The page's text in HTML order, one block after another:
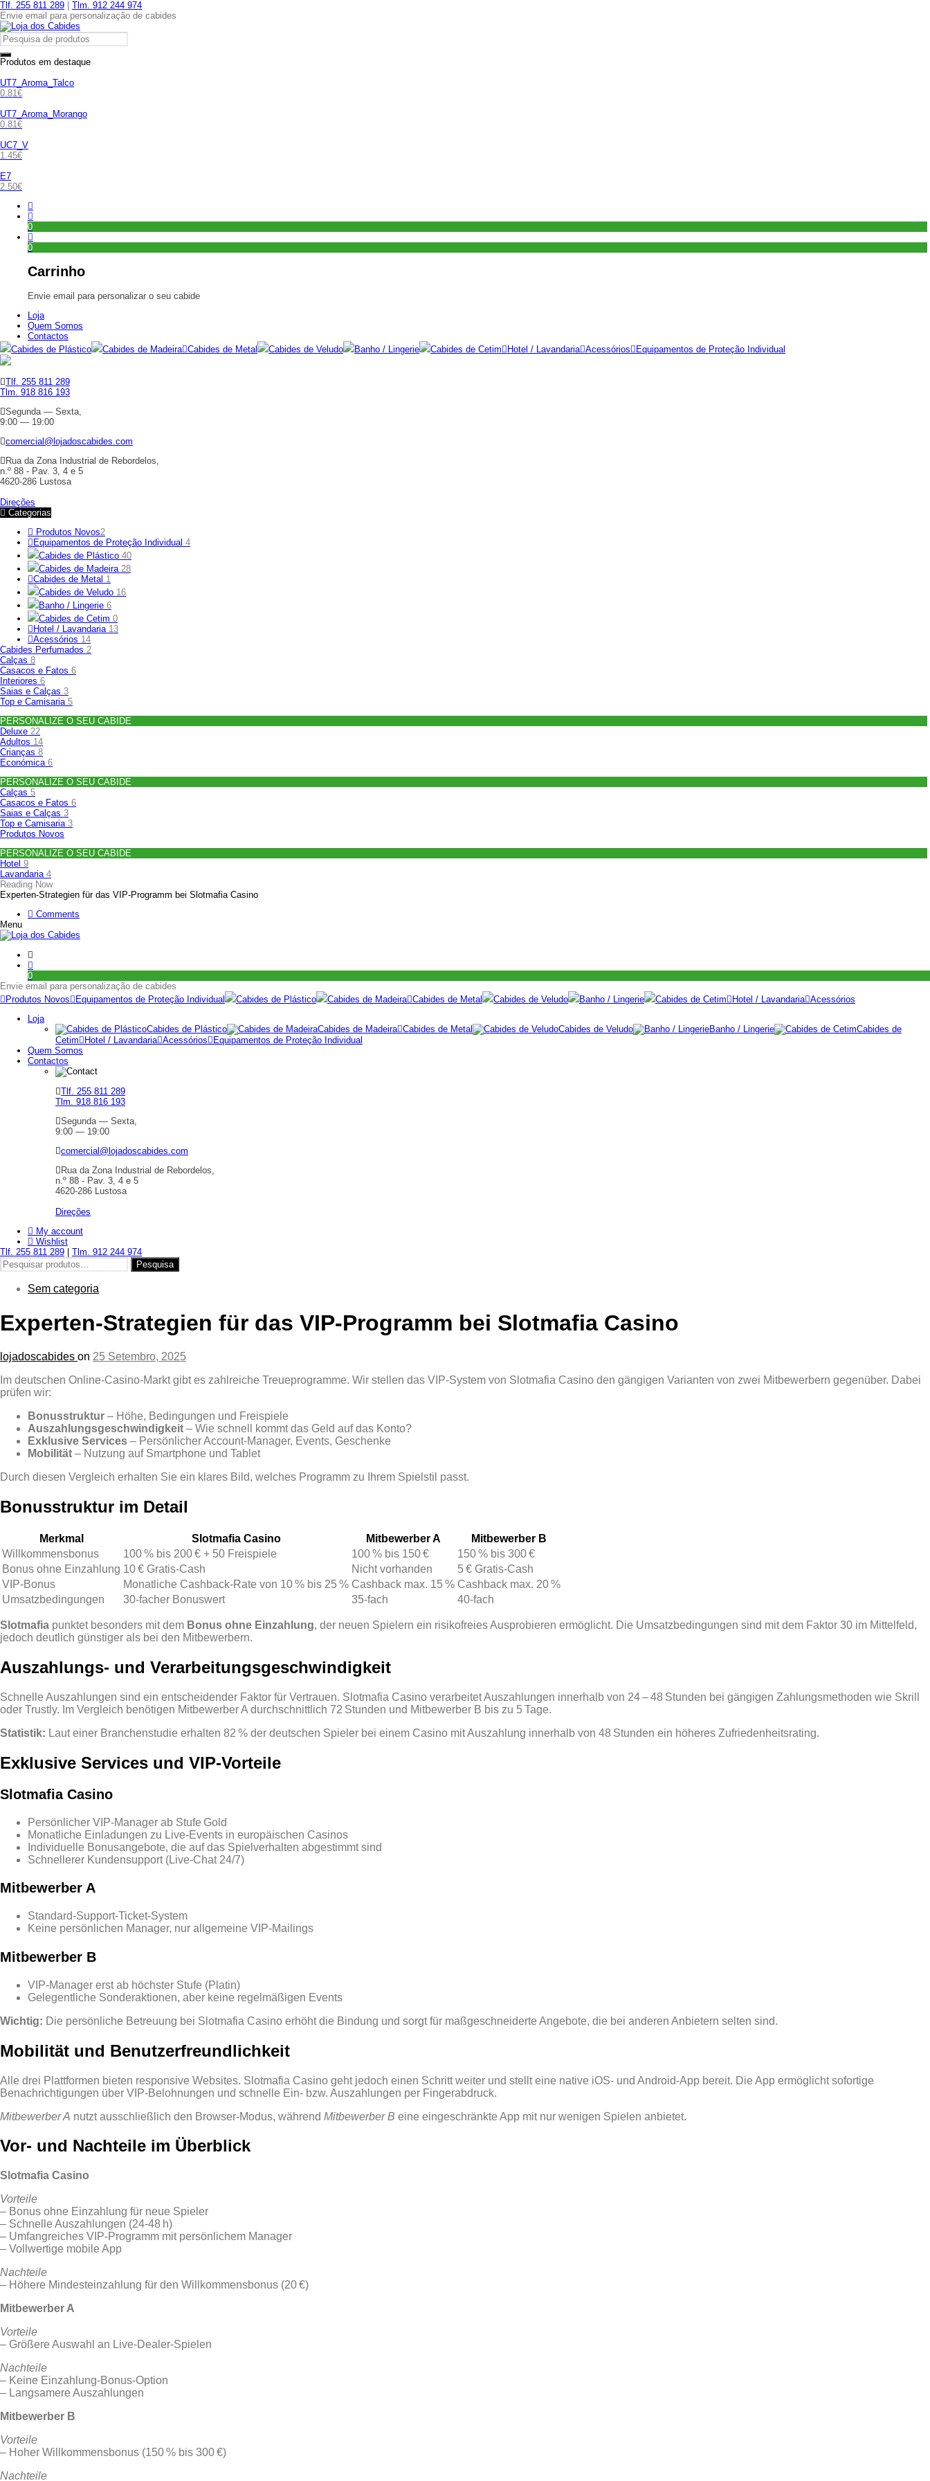
Tlf. 255 811 289
Tlm. 912 244 974
Envie email para personalização de cabides
Produtos em destaque
UT7_Aroma_Talco
0.81€
UT7_Aroma_Morango
0.81€
UC7_V
1.45€
E7
2.50€
0
0
Carrinho
Envie email para personalizar o seu cabide
Loja
Quem Somos
Contactos
Cabides de Plástico
Cabides de Madeira Cabides de Metal Cabides de Veludo Banho / Lingerie Cabides de Cetim Hotel / Lavandaria Acessórios Equipamentos de Proteção Individual
Tlf. 255 811 289
Tlm. 918 816 193
Segunda — Sexta,
9:00 — 19:00
comercial@lojadoscabides.com
Rua da Zona Industrial de Rebordelos,
n.º 88 - Pav. 3, 4 e 5
4620-286 Lustosa
Direções
Categorias
Produtos Novos2
Equipamentos de Proteção Individual 4
Cabides de Plástico 40
Cabides de Madeira 28
Cabides de Metal 1
Cabides de Veludo 16
Banho / Lingerie 6
Cabides de Cetim 0
Hotel / Lavandaria 13
Acessórios 14
Cabides Perfumados 2
Calças 8
Casacos e Fatos 6
Interiores 6
Saias e Calças 3
Top e Camisaria 5
PERSONALIZE O SEU CABIDE
Deluxe 22
Adultos 14
Crianças 8
Económica 6
PERSONALIZE O SEU CABIDE
Calças 5
Casacos e Fatos 6
Saias e Calças 3
Top e Camisaria 3
Produtos Novos
PERSONALIZE O SEU CABIDE
Hotel 9
Lavandaria 4
Reading Now
Experten‑Strategien für das VIP‑Programm bei Slotmafia Casino
Comments
Menu
0
Envie email para personalização de cabides
Produtos Novos
Equipamentos de Proteção Individual Cabides de Plástico Cabides de Madeira Cabides de Metal Cabides de Veludo Banho / Lingerie Cabides de Cetim Hotel / Lavandaria Acessórios
Loja
Cabides de Plástico
Cabides de Madeira Cabides de Metal Cabides de Veludo Banho / Lingerie
Cabides de
Cetim
Hotel / Lavandaria Acessórios
Equipamentos de Proteção Individual
Quem Somos
Contactos
Tlf. 255 811 289
Tlm. 918 816 193
Segunda — Sexta,
9:00 — 19:00
comercial@lojadoscabides.com
Rua da Zona Industrial de Rebordelos,
n.º 88 - Pav. 3, 4 e 5
4620-286 Lustosa
Direções
My account
Wishlist
Tlf. 255 811 289
Tlm. 912 244 974
Pesquisar
por:
Pesquisa
Sem categoria
Experten‑Strategien für das VIP‑Programm bei Slotmafia Casino
lojadoscabides on 25 Setembro, 2025
Im deutschen Online‑Casino‑Markt gibt es zahlreiche Treueprogramme. Wir stellen das VIP‑System von Slotmafia Casino den gängigen Varianten von zwei Mitbewerbern gegenüber. Dabei
prüfen wir:
Bonusstruktur – Höhe, Bedingungen und Freispiele
Auszahlungs­geschwindigkeit – Wie schnell kommt das Geld auf das Konto?
Exklusive Services – Persönlicher Account‑Manager, Events, Geschenke
Mobilität – Nutzung auf Smartphone und Tablet
Durch diesen Vergleich erhalten Sie ein klares Bild, welches Programm zu Ihrem Spielstil passt.
Bonusstruktur im Detail
Merkmal Slotmafia Casino Mitbewerber A
Mitbewerber B
Willkommensbonus
100 % bis 200 € + 50 Freispiele 100 % bis 150 €
150 % bis 300 €
Bonus ohne Einzahlung 10 € Gratis‑Cash Nicht vorhanden
5 € Gratis‑Cash
VIP‑Bonus
Monatliche Cashback‑Rate von 10 % bis 25 % Cashback max. 15 % Cashback max. 20 %
Umsatzbedingungen
30‑facher Bonuswert 35‑fach 40‑fach
Slotmafia punktet besonders mit dem Bonus ohne Einzahlung, der neuen Spielern ein risikofreies Ausprobieren ermöglicht. Die Umsatzbedingungen sind mit dem Faktor 30 im Mittelfeld,
jedoch deutlich günstiger als bei den Mitbewerbern.
Auszahlungs‑ und Verarbeitungsgeschwindigkeit
Schnelle Auszahlungen sind ein entscheidender Faktor für Vertrauen. Slotmafia Casino verarbeitet Auszahlungen innerhalb von 24 – 48 Stunden bei gängigen Zahlungsmethoden wie Skrill
oder Trustly. Im Vergleich benötigen Mitbewerber A durchschnittlich 72 Stunden und Mitbewerber B bis zu 5 Tage.
Statistik: Laut einer Branchenstudie erhalten 82 % der deutschen Spieler bei einem Casino mit Auszahlung innerhalb von 48 Stunden ein höheres Zufriedenheitsrating.
Exklusive Services und VIP‑Vorteile
Slotmafia Casino
Persönlicher VIP‑Manager ab Stufe Gold
Monatliche Einladungen zu Live‑Events in europäischen Casinos
Individuelle Bonusangebote, die auf das Spielverhalten abgestimmt sind
Schnellerer Kundensupport (Live‑Chat 24/7)
Mitbewerber A
Standard‑Support‑Ticket‑System
Keine persönlichen Manager, nur allgemeine VIP‑Mailings
Mitbewerber B
VIP‑Manager erst ab höchster Stufe (Platin)
Gelegentliche Sonderaktionen, aber keine regelmäßigen Events
Wichtig: Die persönliche Betreuung bei Slotmafia Casino erhöht die Bindung und sorgt für maßgeschneiderte Angebote, die bei anderen Anbietern selten sind.
Mobilität und Benutzerfreundlichkeit
Alle drei Plattformen bieten responsive Websites. Slotmafia Casino geht jedoch einen Schritt weiter und stellt eine native iOS‑ und Android‑App bereit. Die App ermöglicht sofortige
Benachrichtigungen über VIP‑Belohnungen und schnelle Ein‑ bzw. Auszahlungen per Fingerabdruck.
Mitbewerber A nutzt ausschließlich den Browser‑Modus, während Mitbewerber B eine eingeschränkte App mit nur wenigen Spielen anbietet.
Vor‑ und Nachteile im Überblick
Slotmafia Casino
Vorteile
– Bonus ohne Einzahlung für neue Spieler
– Schnelle Auszahlungen (24‑48 h)
– Umfangreiches VIP‑Programm mit persönlichem Manager
– Vollwertige mobile App
Nachteile
– Höhere Mindesteinzahlung für den Willkommensbonus (20 €)
Mitbewerber A
Vorteile
– Größere Auswahl an Live‑Dealer‑Spielen
Nachteile
– Keine Einzahlung‑Bonus‑Option
– Langsamere Auszahlungen
Mitbewerber B
Vorteile
– Hoher Willkommensbonus (150 % bis 300 €)
Nachteile